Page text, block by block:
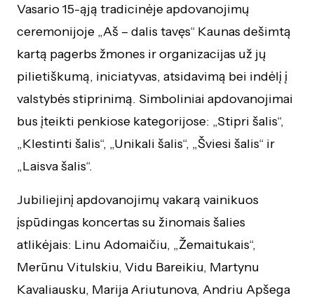
Vasario 15-ąją tradicinėje apdovanojimų
ceremonijoje „Aš – dalis tavęs“ Kaunas dešimtą
kartą pagerbs žmones ir organizacijas už jų
pilietiškumą, iniciatyvas, atsidavimą bei indėlį į
valstybės stiprinimą. Simboliniai apdovanojimai
bus įteikti penkiose kategorijose: „Stipri šalis“,
„Klestinti šalis“, „Unikali šalis“, „Šviesi šalis“ ir
„Laisva šalis“.
Jubiliejinį apdovanojimų vakarą vainikuos
įspūdingas koncertas su žinomais šalies
atlikėjais: Linu Adomaičiu, „Žemaitukais“,
Merūnu Vitulskiu, Vidu Bareikiu, Martynu
Kavaliausku, Marija Ariutunova, Andriu Apšega